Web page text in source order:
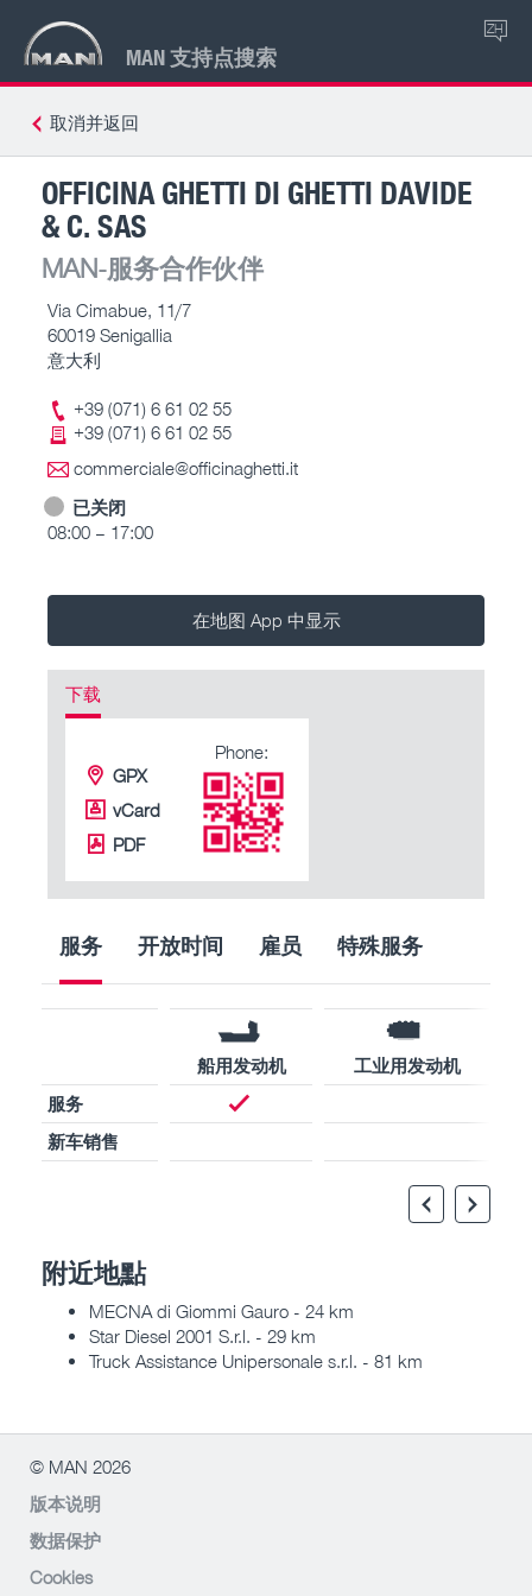
MAN 支持点搜索
ZH
取消并返回
OFFICINA GHETTI DI GHETTI DAVIDE
& C. SAS
MAN-服务合作伙伴
Via Cimabue, 11/7
60019 Senigallia
意大利
+39 (071) 6 61 02 55
+39 (071) 6 61 02 55
commerciale@officinaghetti.it
已关闭
08:00 – 17:00
在地图 App 中显示
下载
GPX
vCard
PDF
Phone:
服务 开放时间 雇员 特殊服务
船用发动机
工业用发动机
服务
新车销售
附近地點
MECNA di Giommi Gauro - 24 km
Star Diesel 2001 S.r.l. - 29 km
Truck Assistance Unipersonale s.r.l. - 81 km
© MAN 2026
版本说明
数据保护
Cookies